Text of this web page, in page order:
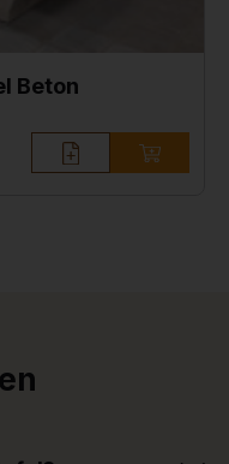
Beton